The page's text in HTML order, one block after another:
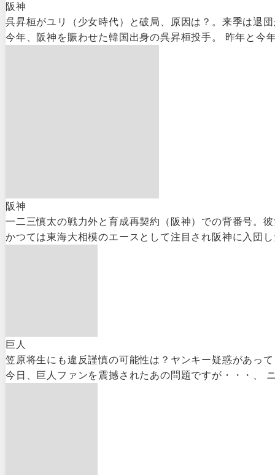
阪神
呉昇桓がユリ（少女時代）と破局、原因は？。来季は退
今年、阪神を賑わせた韓国出身の呉昇桓投手。 昨年と今
阪神
一二三慎太の戦力外と育成再契約（阪神）での背番号。
かつては東海大相模のエースとして注目され阪神に入団
巨人
笠原将生にも違反謹慎の可能性は？ヤンキー疑惑があっ
今日、巨人ファンを震撼されたあの問題ですが・・・、